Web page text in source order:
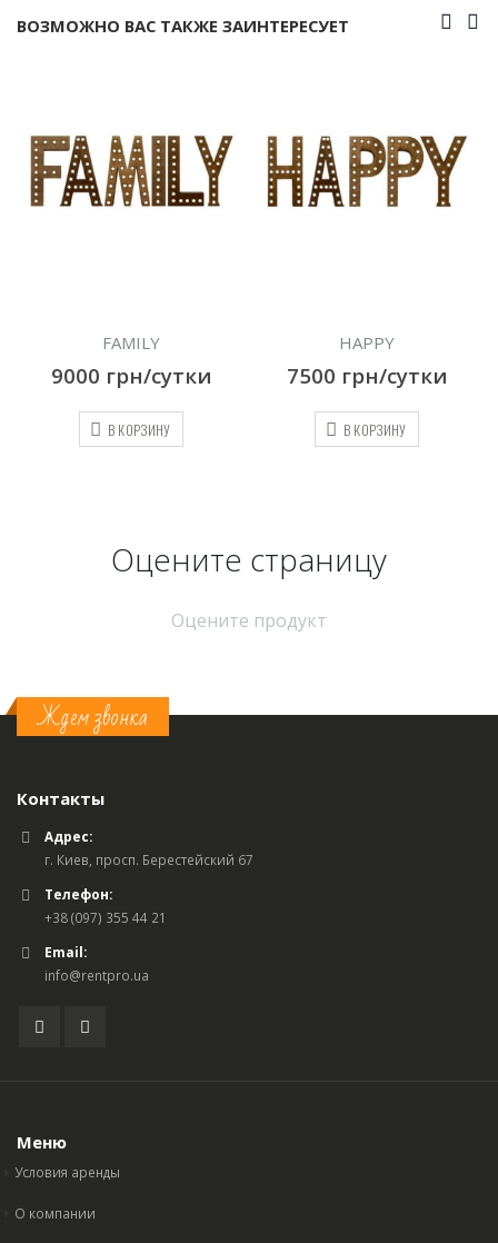
ВОЗМОЖНО ВАС ТАКЖЕ ЗАИНТЕРЕСУЕТ
FAMILY
9000 грн/сутки
В КОРЗИНУ
HAPPY
7500 грн/сутки
В КОРЗИНУ
Оцените страницу
Оцените продукт
Ждем звонка
Контакты
Адрес:
г. Киев, просп. Берестейский 67
Телефон:
+38 (097) 355 44 21
Email:
info@rentpro.ua
Меню
Условия аренды
О компании